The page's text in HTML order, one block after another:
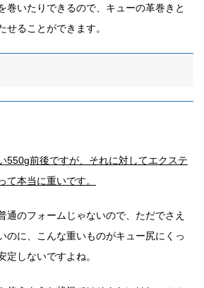
巻いたりできるので、キューの革巻きと
せることができます。
550g前後ですが、それに対してエクステ
て本当に重いです。
通のフォームじゃないので、ただでさえ
のに、こんな重いものがキュー尻にくっ
定しないですよね。